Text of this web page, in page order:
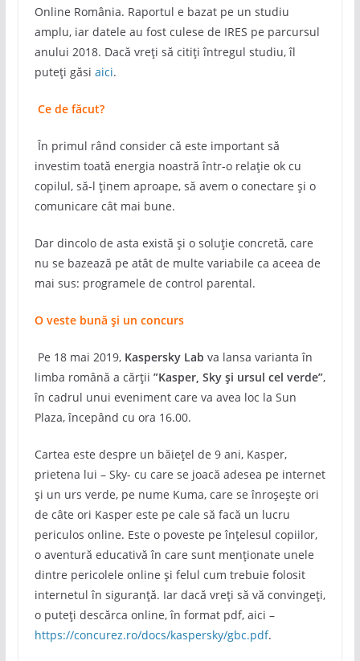
Online România. Raportul e bazat pe un studiu
amplu, iar datele au fost culese de IRES pe parcursul
anului 2018. Dacă vreți să citiți întregul studiu, îl
puteți găsi aici.
Ce de făcut?
În primul rând consider că este important să
investim toată energia noastră într-o relație ok cu
copilul, să-l ținem aproape, să avem o conectare și o
comunicare cât mai bune.
Dar dincolo de asta există și o soluție concretă, care
nu se bazează pe atât de multe variabile ca aceea de
mai sus: programele de control parental.
O veste bună și un concurs
Pe 18 mai 2019, Kaspersky Lab va lansa varianta în
limba română a cărții ”Kasper, Sky și ursul cel verde”,
în cadrul unui eveniment care va avea loc la Sun
Plaza, începând cu ora 16.00.
Cartea este despre un băiețel de 9 ani, Kasper,
prietena lui – Sky- cu care se joacă adesea pe internet
și un urs verde, pe nume Kuma, care se înroșește ori
de câte ori Kasper este pe cale să facă un lucru
periculos online. Este o poveste pe înțelesul copiilor,
o aventură educativă în care sunt menționate unele
dintre pericolele online și felul cum trebuie folosit
internetul în siguranță. Iar dacă vreți să vă convingeți,
o puteți descărca online, în format pdf, aici –
https://concurez.ro/docs/kaspersky/gbc.pdf.